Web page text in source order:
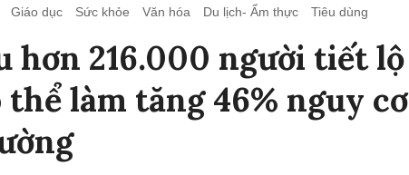
Giáo dục Sức khỏe Văn hóa Du lịch- Ẩm thực Tiêu dùng
hơn 216.000 người tiết lộ
làm tăng 46% nguy cơ